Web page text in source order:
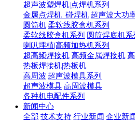
超声波塑焊机|点焊机系列
金属点焊机_碰焊机 超声波大功
圆筒机|柔软线胶盒机系列
柔软线胶盒机系列 圆筒焊底机系
喇叭埋植|高频加热机系列
超高频焊接机 高频金属焊接机
热板焊接机|热板机
高周波|超声波模具系列
超声波模具 高周波模具
各种机电配件系列
新闻中心
全部 技术支持 行业新闻 企业新